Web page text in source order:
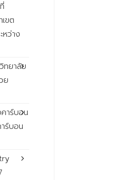
ขต
หว่าง
ทยาลัย
ย
าร์บอน
ร์บอน